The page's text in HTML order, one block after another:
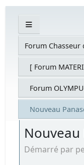
Forum Chasseur
[ Forum
Forum
Nouveau
Nouveau
Démarré par